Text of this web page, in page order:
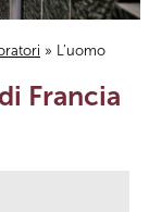
» L’uomo
Francia